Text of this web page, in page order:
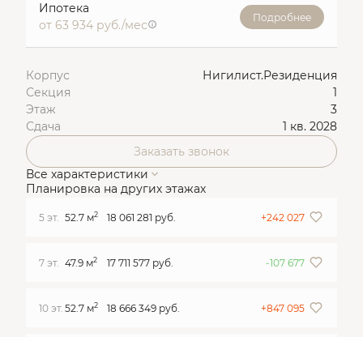
Ипотека
от 63 934 руб./мес
Подробнее
Корпус
Нигилист.Резиденция
Секция
1
Этаж
3
Сдача
1 кв. 2028
Заказать звонок
Все характеристики
Планировка на других этажах
5 эт. 52.7 м2 18 061 281 руб. +242 027
7 эт. 47.9 м2 17 711 577 руб. -107 677
10 эт. 52.7 м2 18 666 349 руб. +847 095